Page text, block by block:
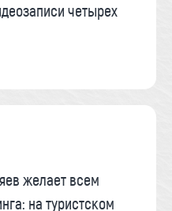
четырех
желает всем
на туристском